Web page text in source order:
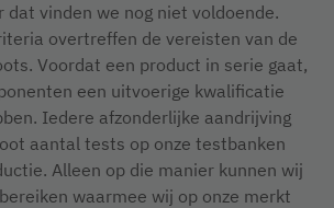
dat vinden we nog niet voldoende.
overtreffen de vereisten van de
Voordat een product in serie gaat,
een uitvoerige kwalificatie
Iedere afzonderlijke aandrijving
aantal tests op onze testbanken
Alleen op die manier kunnen wij
waarmee wij op onze merkt